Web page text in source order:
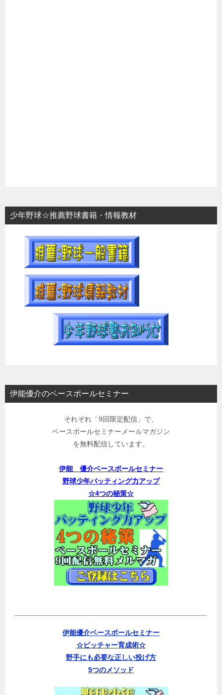
少年野球☆推薦野球書籍・情報教材
伊能優介のベースボールセミナー
それぞれ「9回限定配信」で、
ベースボールセミナーメールマガジン
を無料配信しています。
伊能 優介ベースボールセミナー
野球少年バッティング力アップ
☆4つの秘策☆
伊能優介ベースボールセミナー
☆ピッチャー育成術☆
野手にも必要な正しい投げ方
5つのメソッド